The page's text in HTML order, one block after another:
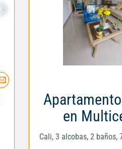
en
Cali, 3 alcobas, 2 baños,